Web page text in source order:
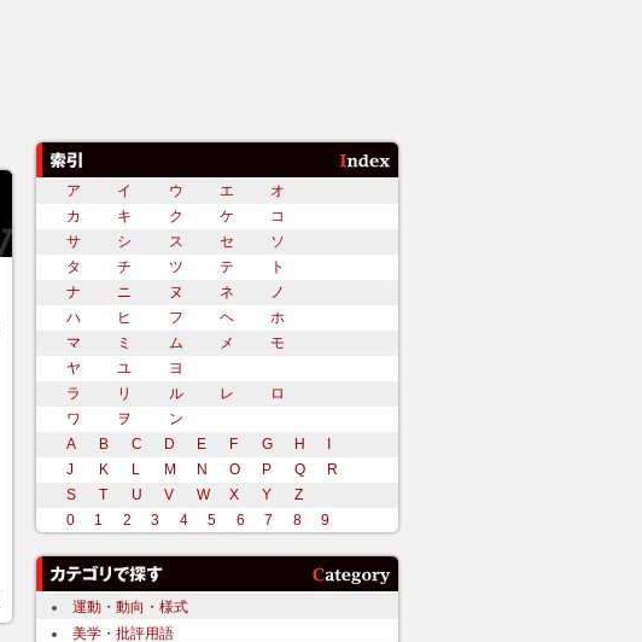
ア イ ウ エ
オ
カ
キ ク ケ
コ
サ
シ ス セ
ソ
タ
チ ツ テ
ト
ナ
ニ ヌ ネ
ノ
ハ
ヒ フ ヘ
ホ
マ
ミ ム メ
モ
ヤ
ユ
ヨ
ラ
リ ル レ
ロ
ワ
ヲ
ン
A
B C D E F G H
I
J
K L M N O P Q
R
S
T U V W X Y
Z
0
1 2 3 4 5 6 7 8 9
運動・動向・様式
美学・批評用語